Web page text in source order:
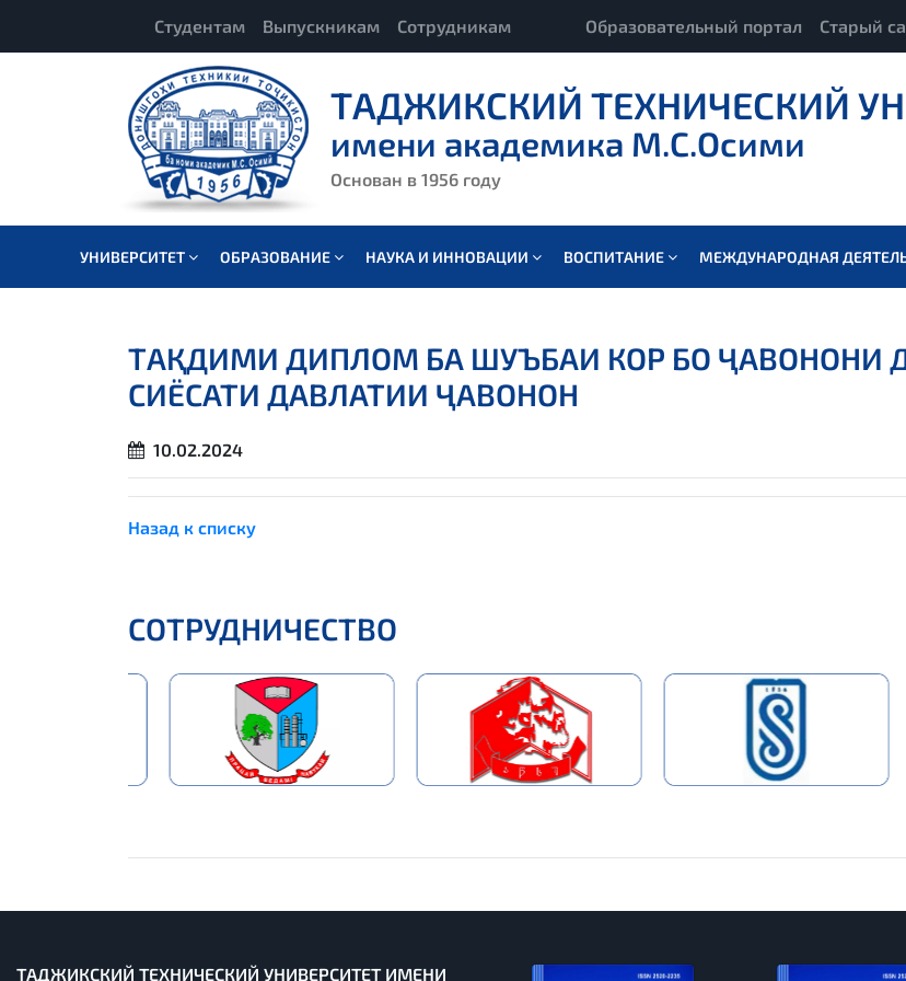
Студентам Выпускникам Сотрудникам Образовательный портал Старый
ТАДЖИКСКИЙ ТЕХНИЧЕСКИЙ
имени академика М.С.Осими
Основан в 1956 году
УНИВЕРСИТЕТ ОБРАЗОВАНИЕ НАУКА И ИННОВАЦИИ ВОСПИТАНИЕ МЕЖДУНАРОДНАЯ
ТАҚДИМИ ДИПЛОМ БА ШУЪБАИ КОР БО ҶАВОНОНИ
СИЁСАТИ ДАВЛАТИИ ҶАВОНОН
10.02.2024
Назад к списку
СОТРУДНИЧЕСТВО
ТАДЖИКСКИЙ ТЕХНИЧЕСКИЙ УНИВЕРСИТЕТ ИМЕНИ